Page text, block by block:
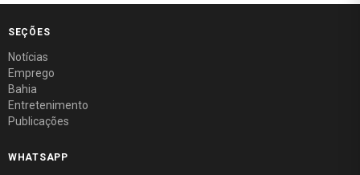
SEÇÕES
Notícias
Emprego
Bahia
Entretenimento
Publicações
WHATSAPP